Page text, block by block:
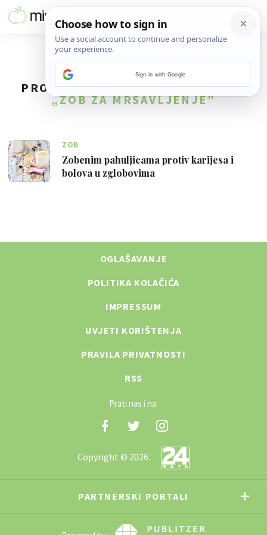
PRONAĐENO1REZULTATA ZA TAG
„ZOB ZA MRŠAVLJENJE”
ZOB
Zobenim pahuljicama protiv karijesa i
bolova u zglobovima
OGLAŠAVANJE
POLITIKA KOLAČIĆA
IMPRESSUM
UVJETI KORIŠTENJA
PRAVILA PRIVATNOSTI
RSS
Prati nas i na:
Copyright © 2026.
PARTNERSKI PORTALI
Sign in with Google